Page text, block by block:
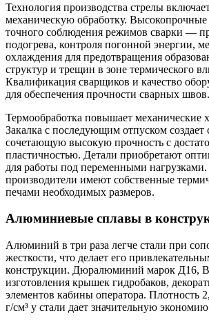
Технология производства стрелы
механическую обработку. Высокопрочные
точного соблюдения режимов сварки —
подогрева, контроля погонной энергии,
охлаждения для предотвращения
структур и трещин в зоне термического
Квалификация сварщиков и качество
для обеспечения прочности сварных швов.
Термообработка повышает механические
Закалка с последующим отпуском создает
сочетающую высокую прочность с
пластичностью. Детали приобретают
для работы под переменными
производители имеют собственные
печами необходимых размеров.
Алюминиевые сплавы в
Алюминий в три раза легче стали при
жесткости, что делает его
конструкции. Дюралюминий марок Д16,
изготовления крышек гидробаков,
элементов кабины оператора. Плотность
г/см³ у стали дает значительную экономию